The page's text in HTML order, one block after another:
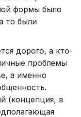
формы было
то были
дорого, а кто-
проблемы
а именно
(концепция, в